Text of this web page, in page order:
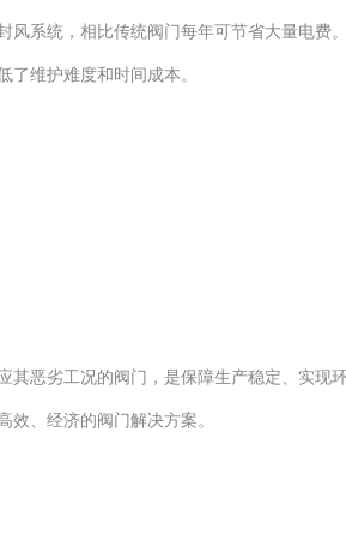
系统，相比传统阀门每年可节省大量电费。
了维护难度和时间成本。
恶劣工况的阀门，是保障生产稳定、实
、经济的阀门解决方案。